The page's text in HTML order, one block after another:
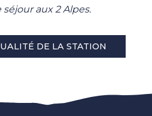
aux 2 Alpes.
DE LA STATION